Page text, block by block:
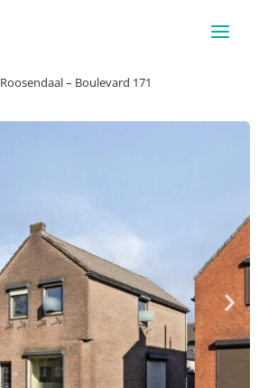
Roosendaal – Boulevard 171